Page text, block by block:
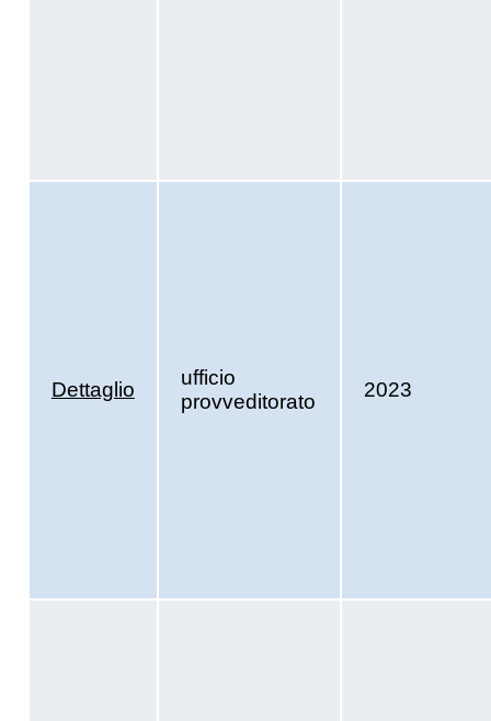
Dettaglio
ufficio
provveditorato
2023